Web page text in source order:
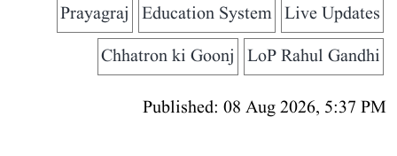
Live Updates
Education System
Prayagraj
LoP Rahul Gandhi
Chhatron ki Goonj
Published: 08 Aug 2026, 5:37 PM